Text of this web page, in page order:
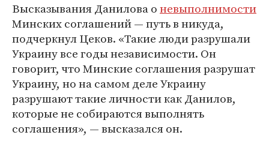
Высказывания Данилова оневыполнимости
Минских соглашений — путь в никуда,
подчеркнул Цеков. «Такие люди разрушали
Украину все годы независимости. Он
говорит, что Минские соглашения разрушат
Украину, но на самом деле Украину
разрушают такие личности как Данилов,
которые не собираются выполнять
соглашения», — высказался он.